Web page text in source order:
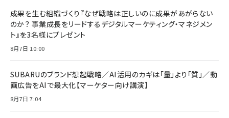
￥1,100
anan(アンアン)2026/07/08号 No.2502[2026
￥880
ママ投資家が育休中に１億貯めた株式投資
すい ガイド枠付き いPhone17 (6.3インチ) 対応
2枚セット DSP25F1698
￥1,599
￥6,980
全ワイヤレスイヤホン/アクティブノイズキャンセリ
￥5,000
Anker PowerLine III Flow USB-C & USB-C
Pro/Air 各種対応 (1.8m ミッドナイトブラック)
￥1,890
成果を生む組織づくり『なぜ戦略は正しいのに成果があがらない
のか？ 事業成長をリードするデジタルマーケティング・マネジメン
ト』を3名様にプレゼント
8月7日 10:00
SUBARUのブランド想起戦略／AI活用のカギは「量」より「質」／動
画広告をAIで最大化【マーケター向け講演】
8月7日 7:04